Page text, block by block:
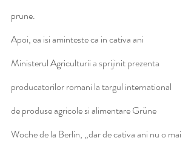
prune.
Apoi, ea isi aminteste ca in cativa ani
Ministerul Agriculturii a sprijinit prezenta
producatorilor romani la targul interna­tional
de produse agricole si alimentare Grüne
Woche de la Berlin, „dar de cativa ani nu o mai